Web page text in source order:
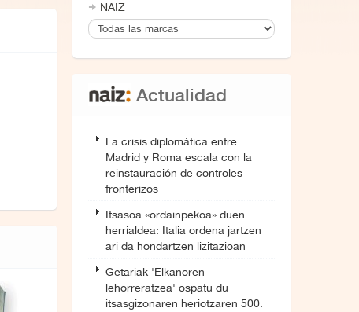
NAIZ
Actualidad
La crisis diplomática entre
Madrid y Roma escala con la
reinstauración de controles
fronterizos
Itsasoa «ordainpekoa» duen
herrialdea: Italia ordena jartzen
ari da hondartzen lizitazioan
Getariak 'Elkanoren
lehorreratzea' ospatu du
itsasgizonaren heriotzaren 500.